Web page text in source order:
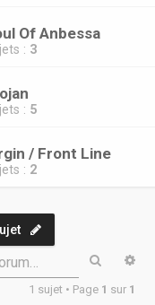
Of Anbessa
: 3
: 5
/ Front Line
: 2
1 sujet • Page 1 sur 1